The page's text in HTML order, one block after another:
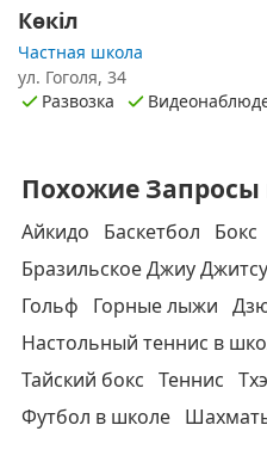
Көкіл
Частная школа
ул. Гоголя, 34
Развозка
Похожие
Айкидо Баскетбол Бокс
Бразильское Джиу Джитсу
Гольф
Горные лыжи
Настольный теннис в
Тайский бокс Теннис
Футбол в школе